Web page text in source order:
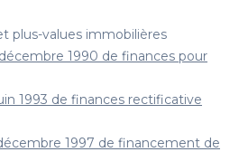
plus-values immobilières
1990 de finances pour
1993 de finances rectificative
1997 de financement de